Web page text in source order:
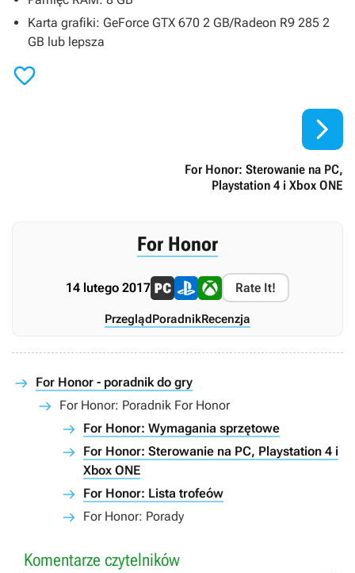
Karta grafiki: GeForce GTX 670 2 GB/Radeon R9 285 2
GB lub lepsza

For Honor: Sterowanie na PC,
Playstation 4 i Xbox ONE

For Honor
14 lutego 2017 Rate It!
PrzeglądPoradnikRecenzja
For Honor - poradnik do gry
For Honor: Poradnik For Honor
For Honor: Wymagania sprzętowe
For Honor: Sterowanie na PC, Playstation 4 i
Xbox ONE
For Honor: Lista trofeów
For Honor: Porady
Komentarze czytelników